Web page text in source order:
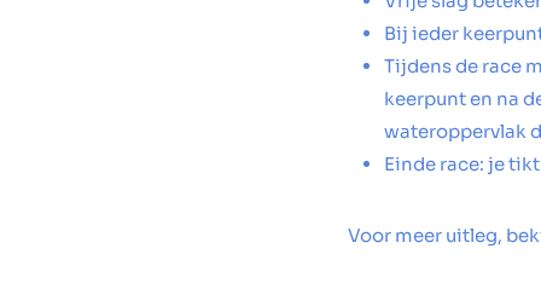
Bij ieder
Tijdens de race
keerpunt en na
wateroppervlak
Einde race: je
Voor meer uitleg,